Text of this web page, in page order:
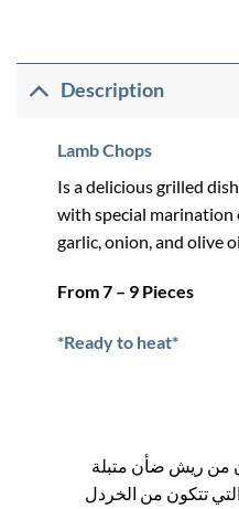
Description
Lamb Chops
Is a delicious grilled
with special marination
garlic, onion, and olive
From 7 – 9 Pieces
*Ready to heat*
من ريش ضأن متبلة
تتكون من الخردل